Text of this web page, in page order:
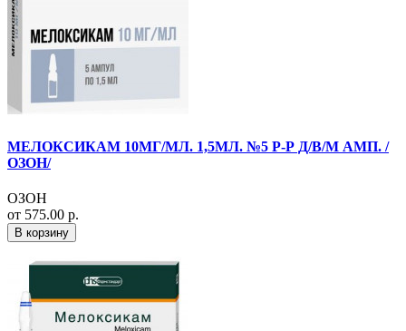
МЕЛОКСИКАМ 10МГ/МЛ. 1,5МЛ. №5 Р-Р Д/В/М АМП. /
ОЗОН/
ОЗОН
от 575.00 р.
В корзину